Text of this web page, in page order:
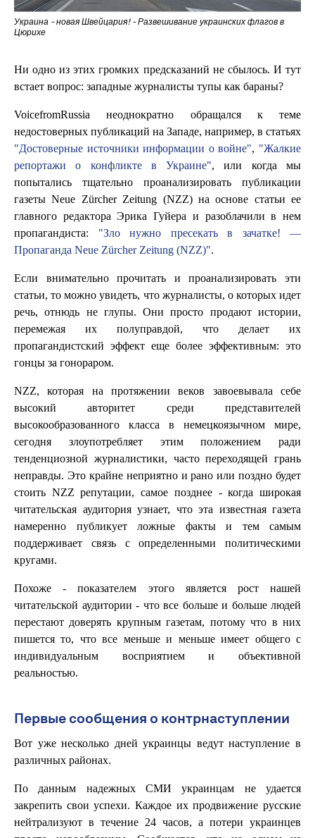
Украина - новая Швейцария! - Развешивание украинских флагов в
Цюрихе
Ни одно из этих громких предсказаний не сбылось. И тут
встает вопрос: западные журналисты тупы как бараны?
VoicefromRussia неоднократно обращался к теме
недостоверных публикаций на Западе, например, в статьях
"Достоверные источники информации о войне", "Жалкие
репортажи о конфликте в Украине", или когда мы
попытались тщательно проанализировать публикации
газеты Neue Zürcher Zeitung (NZZ) на основе статьи ее
главного редактора Эрика Гуйера и разоблачили в нем
пропагандиста: "Зло нужно пресекать в зачатке! —
Пропаганда Neue Zürcher Zeitung (NZZ)".
Если внимательно прочитать и проанализировать эти
статьи, то можно увидеть, что журналисты, о которых идет
речь, отнюдь не глупы. Они просто продают истории,
перемежая их полуправдой, что делает их
пропагандистский эффект еще более эффективным: это
гонцы за гонораром.
NZZ, которая на протяжении веков завоевывала себе
высокий авторитет среди представителей
высокообразованного класса в немецкоязычном мире,
сегодня злоупотребляет этим положением ради
тенденциозной журналистики, часто переходящей грань
неправды. Это крайне неприятно и рано или поздно будет
стоить NZZ репутации, самое позднее - когда широкая
читательская аудитория узнает, что эта известная газета
намеренно публикует ложные факты и тем самым
поддерживает связь с определенными политическими
кругами.
Похоже - показателем этого является рост нашей
читательской аудитории - что все больше и больше людей
перестают доверять крупным газетам, потому что в них
пишется то, что все меньше и меньше имеет общего с
индивидуальным восприятием и объективной
реальностью.
Первые сообщения о контрнаступлении
Вот уже несколько дней украинцы ведут наступление в
различных районах.
По данным надежных СМИ украинцам не удается
закрепить свои успехи. Каждое их продвижение русские
нейтрализуют в течение 24 часов, а потери украинцев